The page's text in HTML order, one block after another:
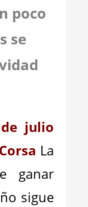
poco
se
julio
La
ganar
sigue